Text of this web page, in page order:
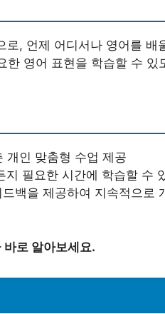
, 언제 어디서나 영어를 배
영어 표현을 학습할 수 있
개인 맞춤형 수업 제공
지 필요한 시간에 학습할 수
백을 제공하여 지속적으로
바로 알아보세요.